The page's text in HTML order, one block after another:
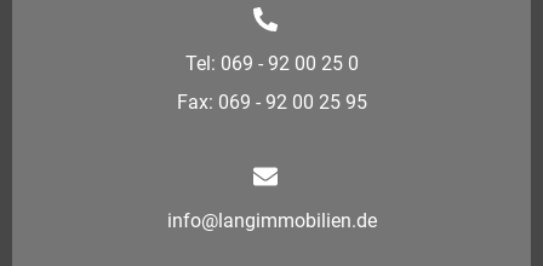
Tel: 069 - 92 00 25 0
Fax: 069 - 92 00 25 95
info@langimmobilien.de